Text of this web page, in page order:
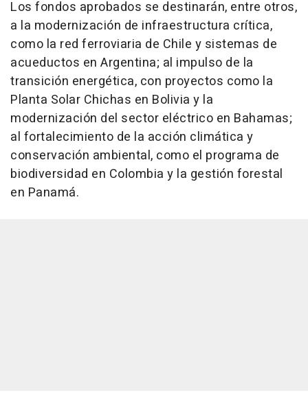
Los fondos aprobados se destinarán, entre otros,
a la modernización de infraestructura crítica,
como la red ferroviaria de Chile y sistemas de
acueductos en Argentina; al impulso de la
transición energética, con proyectos como la
Planta Solar Chichas en Bolivia y la
modernización del sector eléctrico en Bahamas;
al fortalecimiento de la acción climática y
conservación ambiental, como el programa de
biodiversidad en Colombia y la gestión forestal
en Panamá.